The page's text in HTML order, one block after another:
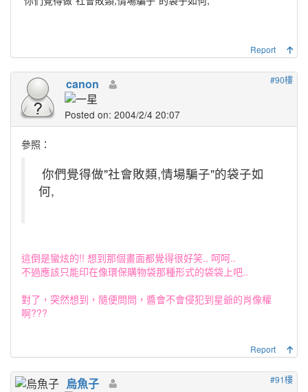
Report
#90樓
canon
Posted on: 2004/2/4 20:07
參照：
你們覺得做"社會敗類,情場騙子"的袋子如
何,
這倒是蠻炫的!! 想到那個畫面都覺得很好笑.. 呵呵..
不過應該只能印在像環保購物袋那種形式的袋袋上吧..
對了，突然想到，隨便問問，醬會不會侵犯到星爺的肖像權
啊???
Report
#91樓
烏魚子